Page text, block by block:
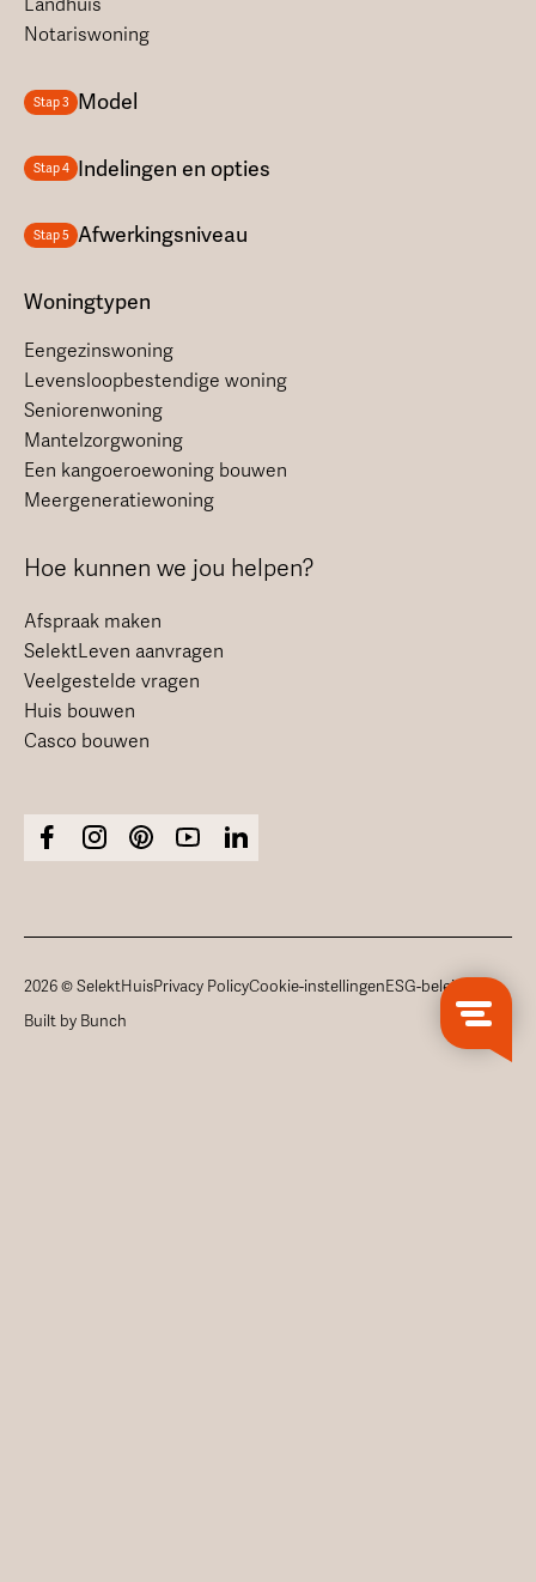
Notariswoning
Stap 3 Model
Stap 4 Indelingen en opties
Stap 5 Afwerkingsniveau
Woningtypen
Eengezinswoning
Levensloopbestendige woning
Seniorenwoning
Mantelzorgwoning
Een kangoeroewoning bouwen
Meergeneratiewoning
Hoe kunnen we jou helpen?
Afspraak maken
SelektLeven aanvragen
Veelgestelde vragen
Huis bouwen
Casco bouwen
2026 © SelektHuisPrivacy PolicyCookie-instellingenESG-beleid
Built by Bunch